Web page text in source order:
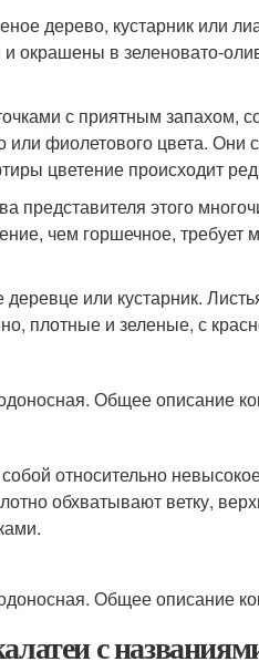
дерево, кустарник или
окрашены в зеленовато-
с приятным запахом,
или фиолетового цвета.
цветение происходит
представителя этого
чем горшечное,
или кустарник.
плотные и зеленые, с
относительно
обхватывают ветку,
с